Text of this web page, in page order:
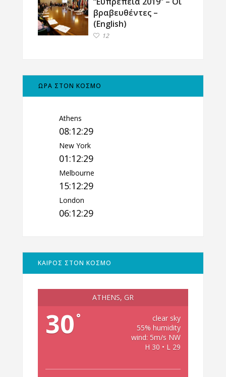
βραβευθέντες –
(English)
12
ΩΡΑ ΣΤΟΝ ΚΟΣΜΟ
Athens
08:12:30
New York
01:12:30
Melbourne
15:12:30
London
06:12:30
ΚΑΙΡΟΣ ΣΤΟΝ ΚΟΣΜΟ
ATHENS, GR
30 °
clear sky
55% humidity
wind: 5m/s NW
H 30 • L 29